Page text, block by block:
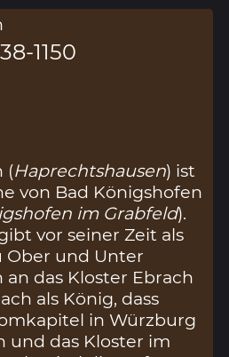
1150
(Haprechtshausen) ist
von Bad Königshofen
im Grabfeld).
vor seiner Zeit als
Ober und Unter
das Kloster Ebrach
als König, dass
in Würzburg
und das Kloster im